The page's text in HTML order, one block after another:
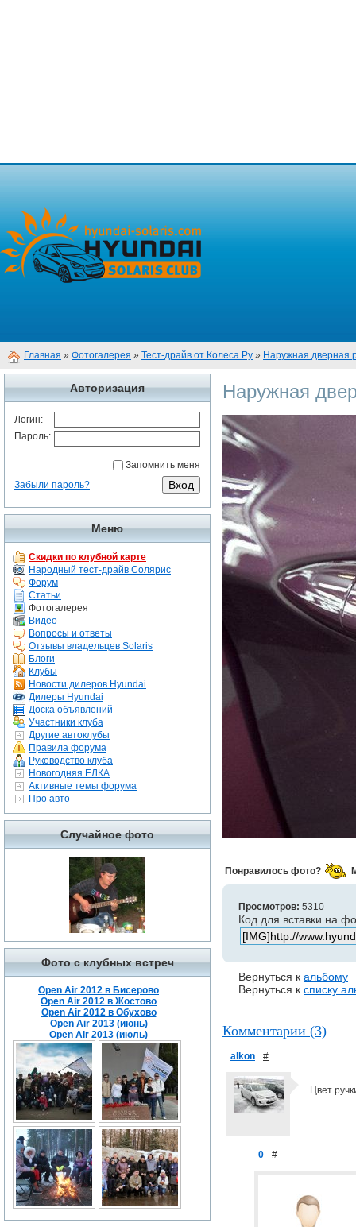
Главная » Фотогалерея » Тест-драйв от Колеса.Ру » Наружная дверная
Авторизация
Логин:
Пароль:
Запомнить меня
Забыли пароль?
Меню
Скидки по клубной карте
Народный тест-драйв Солярис
Форум
Статьи
Фотогалерея
Видео
Вопросы и ответы
Отзывы владельцев Solaris
Блоги
Клубы
Новости дилеров Hyundai
Дилеры Hyundai
Доска объявлений
Участники клуба
Другие автоклубы
Правила форума
Руководство клуба
Новогодняя ЁЛКА
Активные темы форума
Про авто
Случайное фото
Фото с клубных встреч
Open Air 2012 в Бисерово
Open Air 2012 в Жостово
Open Air 2012 в Обухово
Open Air 2013 (июнь)
Open Air 2013 (июль)
Наружная
Понравилось фото?
Просмотров: 5310
Код для вставки на
Вернуться к альбому
Вернуться к списку
Комментарии (3)
alkon #
Цвет
0 #